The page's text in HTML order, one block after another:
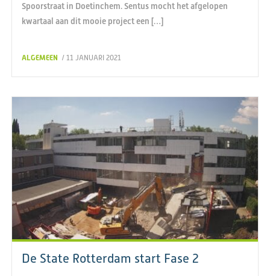
Spoorstraat in Doetinchem. Sentus mocht het afgelopen
kwartaal aan dit mooie project een […]
ALGEMEEN / 11 JANUARI 2021
De State Rotterdam start Fase 2